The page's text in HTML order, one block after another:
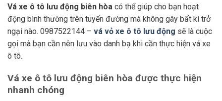
Vá xe ô tô lưu động biên hòa có thể giúp cho bạn hoạt
động bình thường trên tuyến đường mà không gây bất kì trở
ngại nào. 0987522144 – vá vỏ xe ô tô lưu động sẽ là cuộc
gọi mà bạn cần nên lưu vào danh bạ khi cần thực hiện vá xe
ô tô.
Vá xe ô tô lưu động biên hòa được thực hiện
nhanh chóng